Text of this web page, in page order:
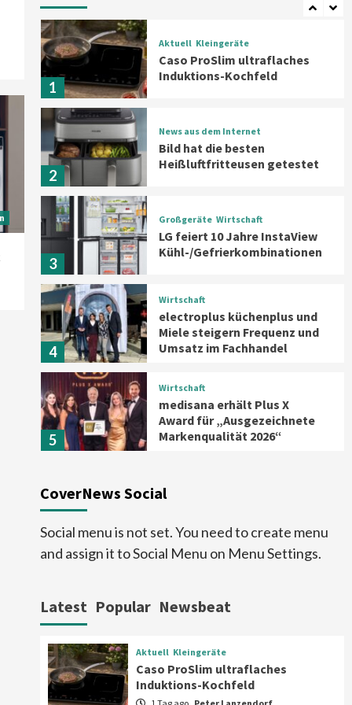
1
Aktuell Kleingeräte
Caso ProSlim ultraflaches
Induktions-Kochfeld
2
News aus dem Internet
Bild hat die besten
Heißluftfritteusen getestet
3
Großgeräte Wirtschaft
LG feiert 10 Jahre InstaView
Kühl-/Gefrierkombinationen
4
Wirtschaft
electroplus küchenplus und
Miele steigern Frequenz und
Umsatz im Fachhandel
5
Wirtschaft
medisana erhält Plus X
Award für „Ausgezeichnete
Markenqualität 2026“
6
Verbraucher setzen immer
Ventilatoren
7
Bird Angeboten
Kleingeräte
Caso ProSlim ultraflaches
Induktions-Kochfeld
CoverNews Social
Social menu is not set. You need to create menu
and assign it to Social Menu on Menu Settings.
Latest Popular Newsbeat
Aktuell Kleingeräte
Caso ProSlim ultraflaches
Induktions-Kochfeld